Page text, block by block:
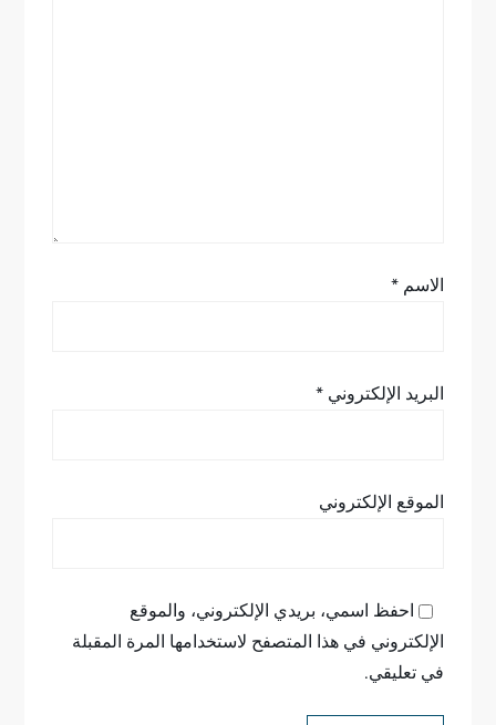
الاسم*
البريد الإلكتروني*
الموقع الإلكتروني
احفظ اسمي، بريدي الإلكتروني، والموقع
الإلكتروني في هذا المتصفح لاستخدامها المرة المقبلة
في تعليقي.